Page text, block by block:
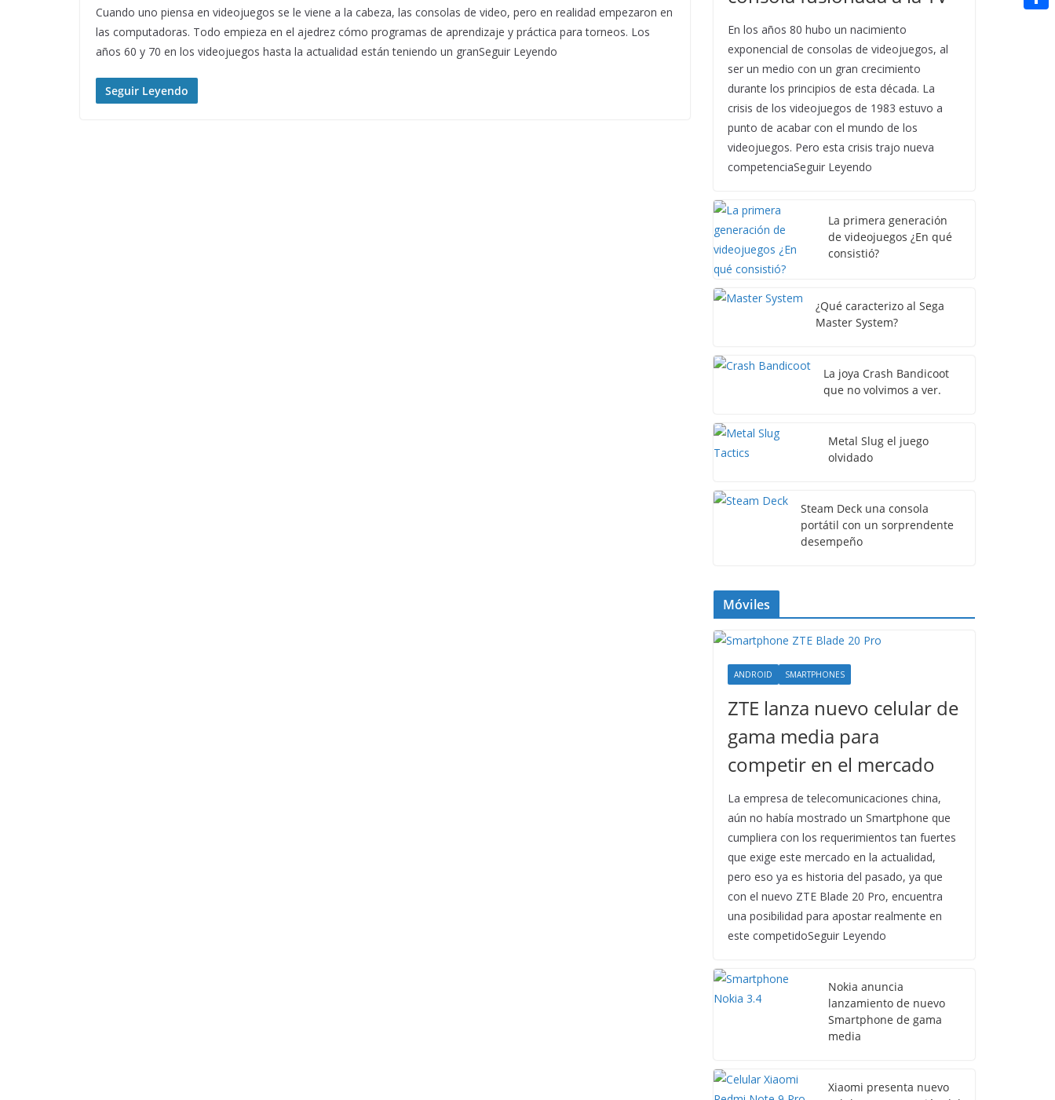
Cuando uno piensa en videojuegos se le viene a la cabeza, las consolas de video, pero en realidad empezaron en
las computadoras. Todo empieza en el ajedrez cómo programas de aprendizaje y práctica para torneos. Los
años 60 y 70 en los videojuegos hasta la actualidad están teniendo un granSeguir Leyendo
Seguir Leyendo
En los años 80 hubo un nacimiento
exponencial de consolas de videojuegos, al
ser un medio con un gran crecimiento
durante los principios de esta década. La
crisis de los videojuegos de 1983 estuvo a
punto de acabar con el mundo de los
videojuegos. Pero esta crisis trajo nueva
competenciaSeguir Leyendo
La primera generación
de videojuegos ¿En qué
consistió?
¿Qué caracterizo al Sega
Master System?
La joya Crash Bandicoot
que no volvimos a ver.
Metal Slug el juego
olvidado
Steam Deck una consola
portátil con un sorprendente
desempeño
Móviles
ANDROID SMARTPHONES
ZTE lanza nuevo celular de
gama media para
competir en el mercado
La empresa de telecomunicaciones china,
aún no había mostrado un Smartphone que
cumpliera con los requerimientos tan fuertes
que exige este mercado en la actualidad,
pero eso ya es historia del pasado, ya que
con el nuevo ZTE Blade 20 Pro, encuentra
una posibilidad para apostar realmente en
este competidoSeguir Leyendo
Nokia anuncia
lanzamiento de nuevo
Smartphone de gama
media
Xiaomi presenta nuevo
n
a